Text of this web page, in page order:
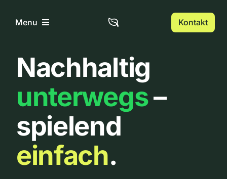
InhaltMenu
Home
Über uns
Urbanlist
Kontakt
Nachhaltig
unterwegs–
spielend
einfach.